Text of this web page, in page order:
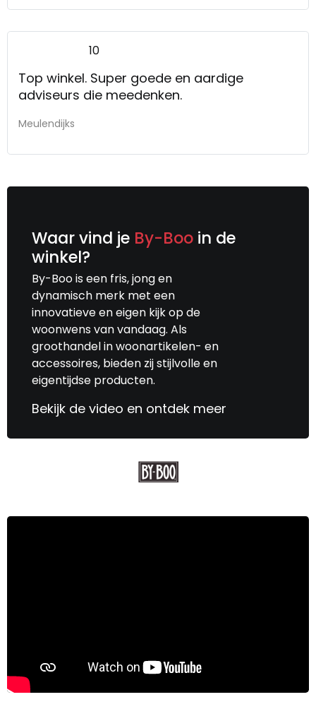
10
Top winkel. Super goede en aardige
adviseurs die meedenken.
Meulendijks
Waar vind je By-Boo in de
winkel?
By-Boo is een fris, jong en
dynamisch merk met een
innovatieve en eigen kijk op de
woonwens van vandaag. Als
groothandel in woonartikelen- en
accessoires, bieden zij stijlvolle en
eigentijdse producten.
Bekijk de video en ontdek meer